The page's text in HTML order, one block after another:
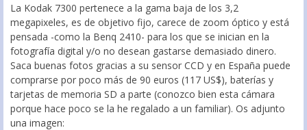
La Kodak 7300 pertenece a la gama baja de los 3,2
megapixeles, es de objetivo fijo, carece de zoom óptico y está
pensada -como la Benq 2410- para los que se inician en la
fotografía digital y/o no desean gastarse demasiado dinero.
Saca buenas fotos gracias a su sensor CCD y en España puede
comprarse por poco más de 90 euros (117 US$), baterías y
tarjetas de memoria SD a parte (conozco bien esta cámara
porque hace poco se la he regalado a un familiar). Os adjunto
una imagen: